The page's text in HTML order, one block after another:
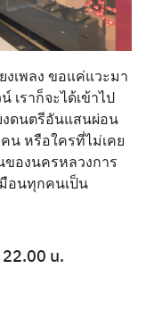
งเพลง ขอแค่แวะมา
ราก็จะได้เข้าไป
งดนตรีอันแสนผ่อน
น หรือใครที่ไม่เคย
ของนครหลวงการ
อนทุกคนเป็น
น.